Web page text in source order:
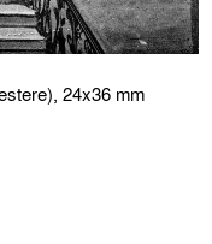
24x36 mm